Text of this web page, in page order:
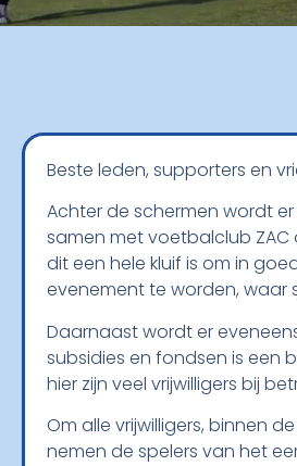
Beste leden, supporters en
Achter de schermen wordt
samen met voetbalclub
dit een hele kluif is om in
evenement te worden, waar
Daarnaast wordt er
subsidies en fondsen is een
hier zijn veel vrijwilligers bij
Om alle vrijwilligers, binnen
nemen de spelers van het